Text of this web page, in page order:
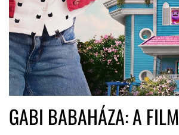
GABI BABAHÁZA: A FILM